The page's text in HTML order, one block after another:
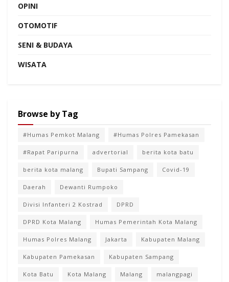
OPINI
OTOMOTIF
SENI & BUDAYA
WISATA
Browse by Tag
#Humas Pemkot Malang #Humas Polres Pamekasan
#Rapat Paripurna advertorial berita kota batu
berita kota malang Bupati Sampang Covid-19
Daerah Dewanti Rumpoko
Divisi Infanteri 2 Kostrad DPRD
DPRD Kota Malang Humas Pemerintah Kota Malang
Humas Polres Malang Jakarta Kabupaten Malang
Kabupaten Pamekasan Kabupaten Sampang
Kota Batu Kota Malang Malang malangpagi